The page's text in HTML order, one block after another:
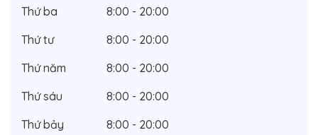
Thứ ba
8:00 - 20:00
Thứ tư
8:00 - 20:00
Thứ năm
8:00 - 20:00
Thứ sáu
8:00 - 20:00
Thứ bảy
8:00 - 20:00